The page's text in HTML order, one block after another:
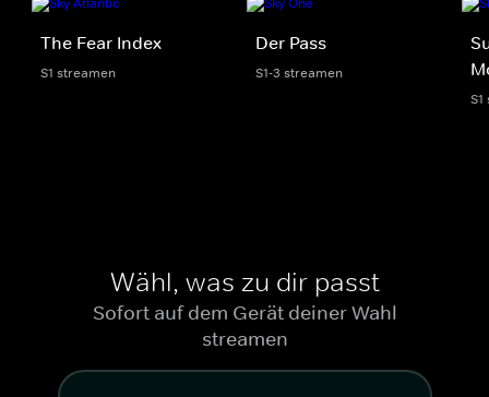
The Fear Index
S1 streamen
Der Pass
S1-3 streamen
Wähl, was zu dir passt
Sofort auf dem Gerät deiner Wahl
streamen